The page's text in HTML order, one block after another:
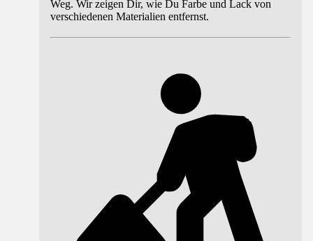
Weg. Wir zeigen Dir, wie Du Farbe und Lack von
verschiedenen Materialien entfernst.